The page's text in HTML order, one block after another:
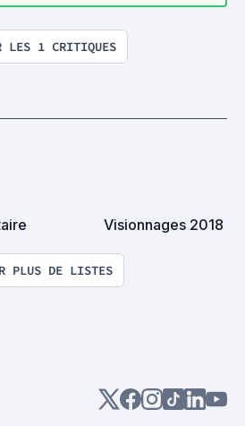
LES 1 CRITIQUES
Visionnages 2018
PLUS DE LISTES